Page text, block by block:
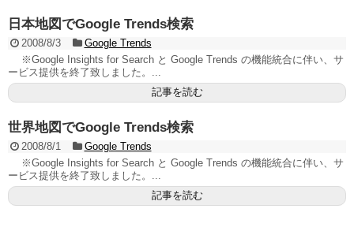
日本地図でGoogle Trends検索
2008/8/3
Google Trends
※Google Insights for Search と Google Trends の機能統合に伴い、サ
ービス提供を終了致しました。...
記事を読む
世界地図でGoogle Trends検索
2008/8/1
Google Trends
※Google Insights for Search と Google Trends の機能統合に伴い、サ
ービス提供を終了致しました。...
記事を読む